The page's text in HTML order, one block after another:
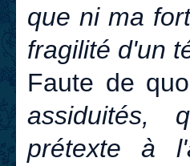
que ni ma
fragilité d'un
Faute de
assiduités,
prétexte à